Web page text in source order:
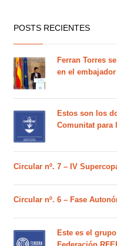
POSTS RECIENTES
Ferran Torres
en el
Estos son los
Comunitat para
Circular nº. 7 – IV
Circular nº. 6 – Fase
Este es el